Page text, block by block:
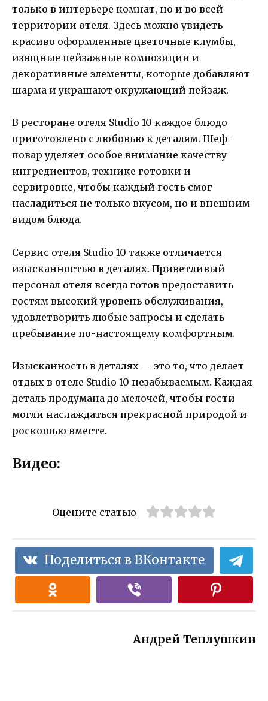
только в интерьере комнат, но и во всей
территории отеля. Здесь можно увидеть
красиво оформленные цветочные клумбы,
изящные пейзажные композиции и
декоративные элементы, которые добавляют
шарма и украшают окружающий пейзаж.
В ресторане отеля Studio 10 каждое блюдо
приготовлено с любовью к деталям. Шеф-
повар уделяет особое внимание качеству
ингредиентов, технике готовки и
сервировке, чтобы каждый гость смог
насладиться не только вкусом, но и внешним
видом блюда.
Сервис отеля Studio 10 также отличается
изысканностью в деталях. Приветливый
персонал отеля всегда готов предоставить
гостям высокий уровень обслуживания,
удовлетворить любые запросы и сделать
пребывание по-настоящему комфортным.
Изысканность в деталях — это то, что делает
отдых в отеле Studio 10 незабываемым. Каждая
деталь продумана до мелочей, чтобы гости
могли наслаждаться прекрасной природой и
роскошью вместе.
Видео:
Оцените статью
Поделиться в ВКонтакте
Андрей Теплушкин